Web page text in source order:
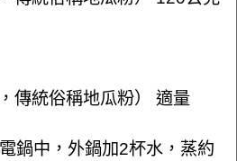
傳統俗稱地瓜粉） 適量
鍋中，外鍋加2杯水，蒸約